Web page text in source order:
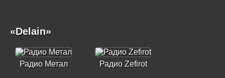
«Delain»
Радио Метал Радио Zefirot